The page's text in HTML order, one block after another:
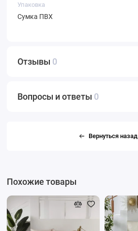
Упаковка
Сумка ПВХ
Отзывы 0
Вопросы и ответы 0
Вернуться назад
Похожие товары